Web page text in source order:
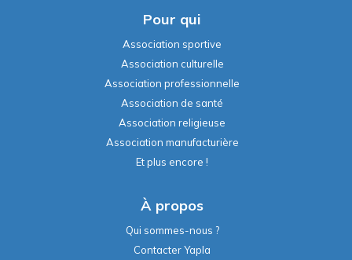
Pour qui
Association sportive
Association culturelle
Association professionnelle
Association de santé
Association religieuse
Association manufacturière
Et plus encore !
À propos
Qui sommes-nous ?
Contacter Yapla